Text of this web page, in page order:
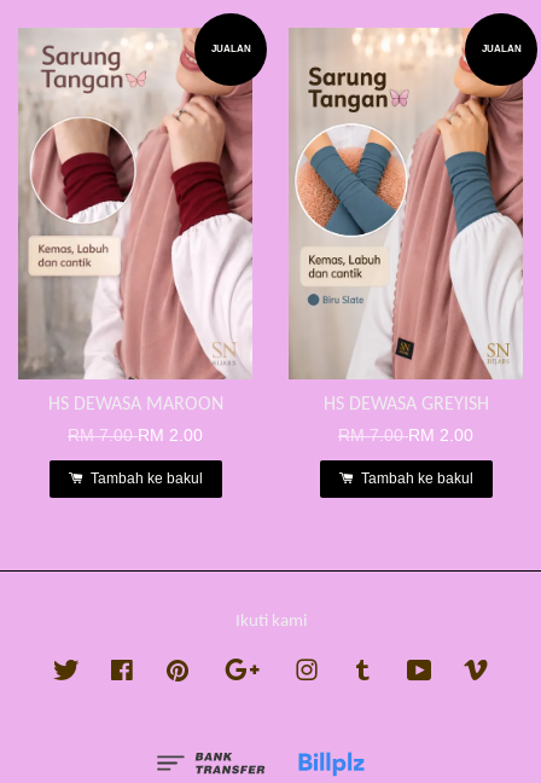
JUALAN
HS DEWASA MAROON
RM 7.00RM 2.00
Tambah ke bakul
JUALAN
HS DEWASA GREYISH
RM 7.00RM 2.00
Tambah ke bakul
Ikuti kami
Twitter FacebookPinterest Google InstagramTumblr YouTube